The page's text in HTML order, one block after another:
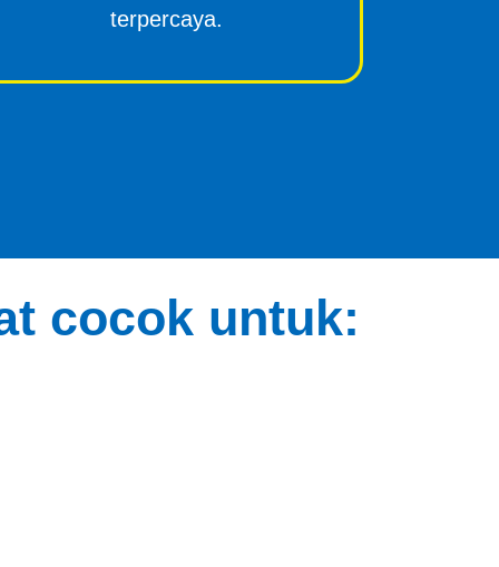
terpercaya.
cocok untuk: